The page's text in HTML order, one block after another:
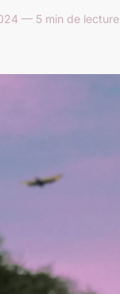
— 5 min de lecture